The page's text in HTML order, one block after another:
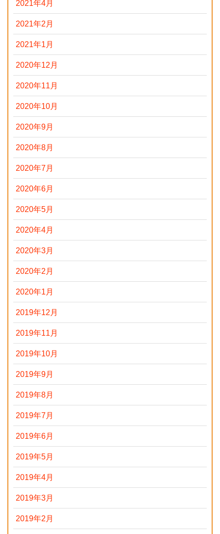
2021年4月
2021年2月
2021年1月
2020年12月
2020年11月
2020年10月
2020年9月
2020年8月
2020年7月
2020年6月
2020年5月
2020年4月
2020年3月
2020年2月
2020年1月
2019年12月
2019年11月
2019年10月
2019年9月
2019年8月
2019年7月
2019年6月
2019年5月
2019年4月
2019年3月
2019年2月